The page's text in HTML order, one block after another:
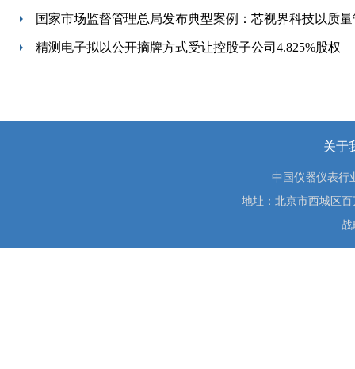
国家市场监督管理总局发布典型案例：芯视界科技以质
精测电子拟以公开摘牌方式受让控股子公司4.825%股权
关于
中国仪器仪表
地址：北京市西城区
战